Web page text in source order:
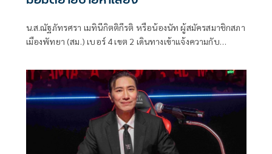
น.ส.ณัฐภัทรศรา เมทินีกิตติกีรติ หรือน้องนัท ผู้สมัครสมาชิกสภา
เมืองพัทยา (สม.) เบอร์ 4 เขต 2 เดินทางเข้าแจ้งความกับ